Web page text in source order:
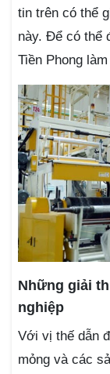
tin trên có thể
này. Để có thể
Tiền Phong
Những giải
nghiệp
Với vị thế dẫn
mỏng và các